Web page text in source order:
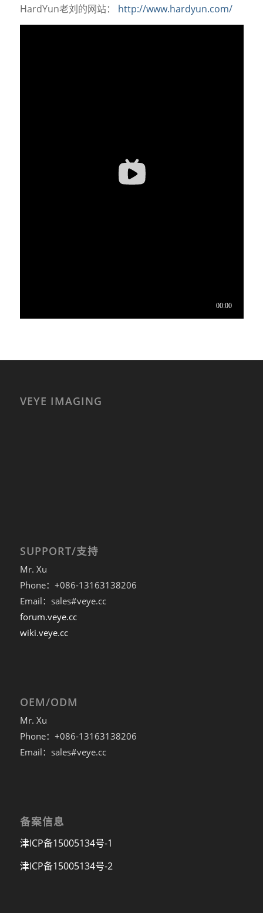
HardYun老刘的网站： http://www.hardyun.com/
VEYE IMAGING
SUPPORT/支持
Mr. Xu
Phone：+086-13163138206
Email：sales#veye.cc
forum.veye.cc
wiki.veye.cc
OEM/ODM
Mr. Xu
Phone：+086-13163138206
Email：sales#veye.cc
备案信息
津ICP备15005134号-1
津ICP备15005134号-2